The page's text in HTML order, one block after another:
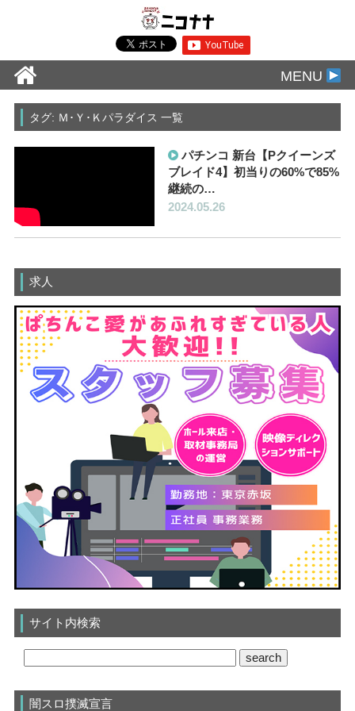
MENU
タグ: Ｍ･Ｙ･Ｋパラダイス 一覧
パチンコ 新台【Pクイーンズ
ブレイド4】初当りの60%で85%
継続の…
2024.05.26
求人
サイト内検索
闇スロ撲滅宣言